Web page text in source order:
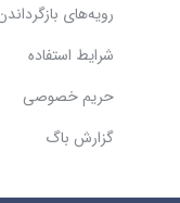
رویه‌های
شرایط استفاده
حریم خصوصی
گزارش باگ